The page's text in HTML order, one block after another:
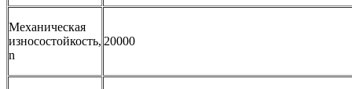
Механическая
износостойкость,
n
20000